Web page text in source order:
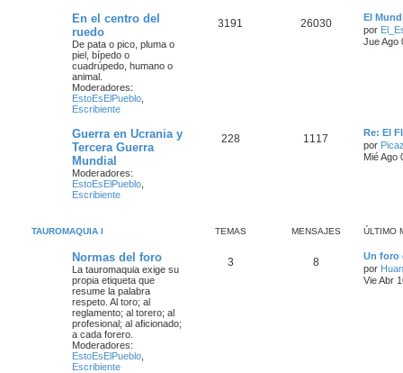
En el centro del
ruedo
De pata o pico, pluma o
piel, bípedo o
cuadrúpedo, humano o
animal.
Moderadores:
EstoEsElPueblo
Escribiente
3191 26030
El
por
Jue Ago
Guerra en Ucrania y
Tercera Guerra
Mundial
Moderadores:
EstoEsElPueblo
Escribiente
228 1117
Re: El
por
Mié Ago
TAUROMAQUIA I TEMAS MENSAJES ÚLTIMO
Normas del foro
La tauromaquia exige su
propia etiqueta que
resume la palabra
respeto. Al toro; al
reglamento; al torero; al
profesional; al aficionado;
a cada forero.
Moderadores:
EstoEsElPueblo
Escribiente
3 8
Un foro
por
Vie Abr